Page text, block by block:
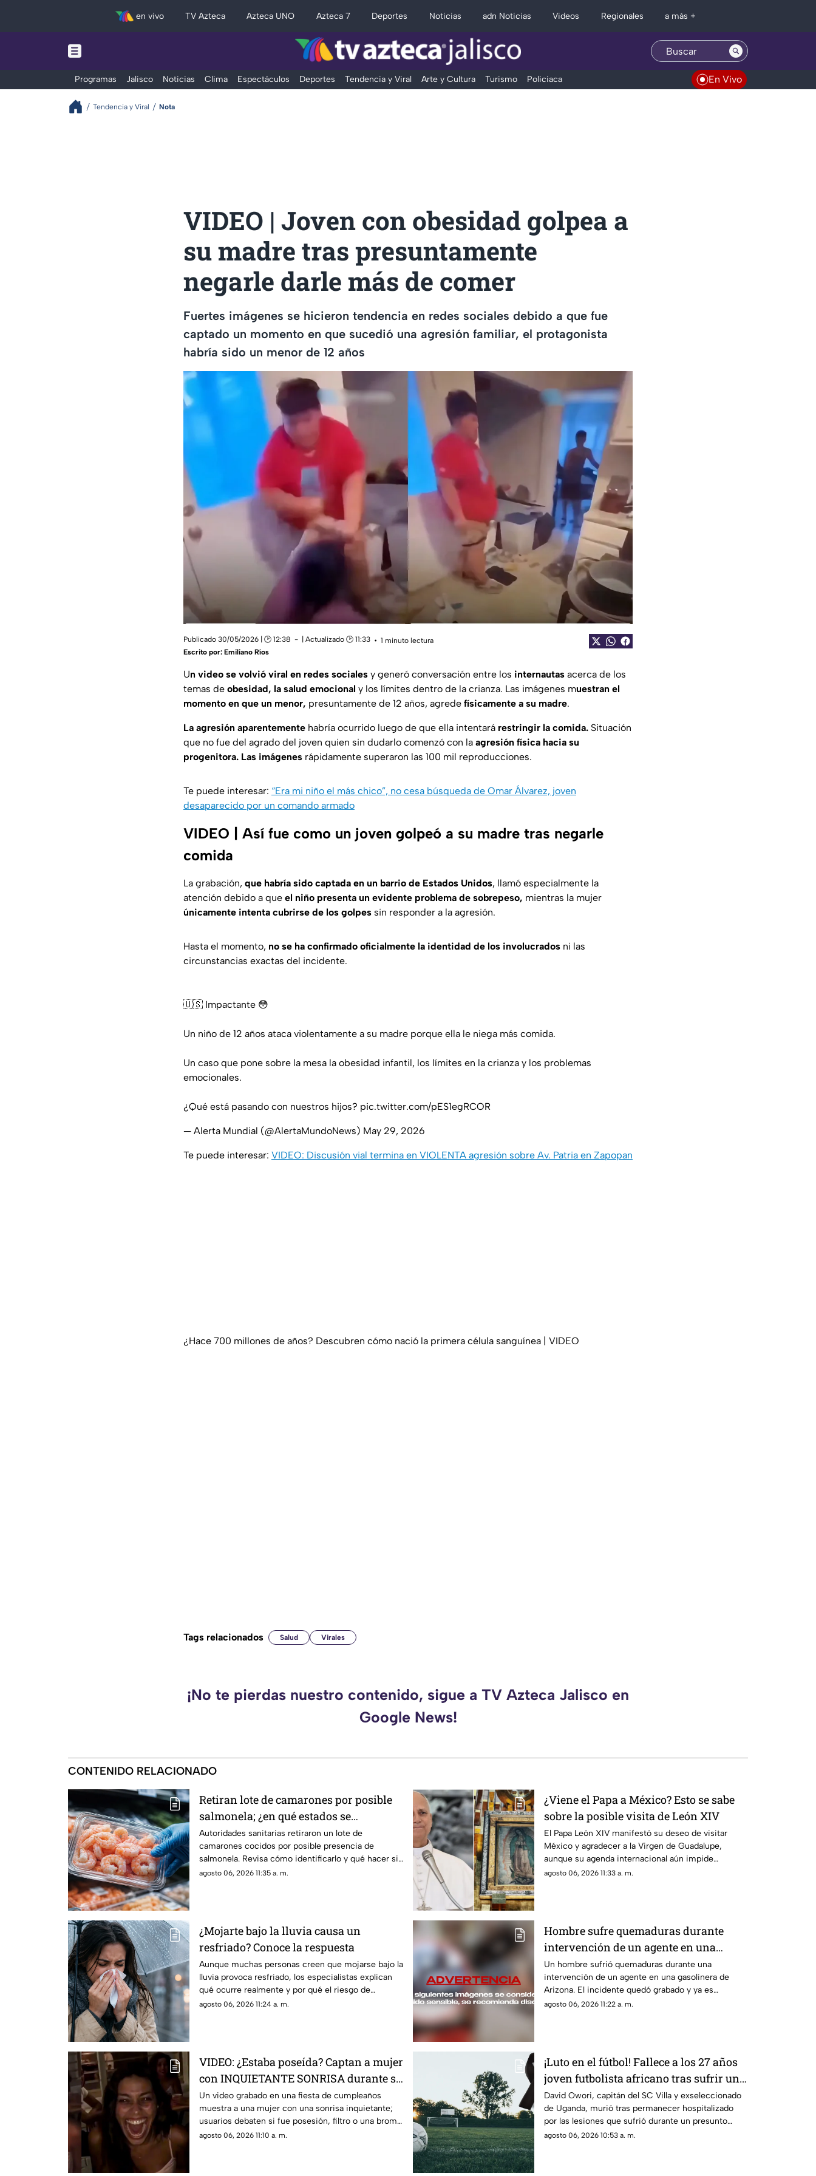
en vivo TV Azteca Azteca UNO Azteca 7 Deportes Noticias adn Noticias Videos Regionales a más +
Programas Jalisco Noticias Clima Espectáculos Deportes Tendencia y Viral Arte y Cultura Turismo Policiaca En Vivo
Tendencia y Viral Nota
VIDEO | Joven con obesidad golpea a
su madre tras presuntamente
negarle darle más de comer
Fuertes imágenes se hicieron tendencia en redes sociales debido a que fue
captado un momento en que sucedió una agresión familiar, el protagonista
habría sido un menor de 12 años
Publicado 30/05/2026 | 🕑 12:38 | Actualizado 🕑 11:33
1 minuto lectura
Escrito por: Emiliano Ríos
Un video se volvió viral en redes sociales y generó conversación entre los internautas acerca de los
temas de obesidad, la salud emocional y los límites dentro de la crianza. Las imágenes muestran el
momento en que un menor, presuntamente de 12 años, agrede físicamente a su madre.
La agresión aparentemente habría ocurrido luego de que ella intentará restringir la comida. Situación
que no fue del agrado del joven quien sin dudarlo comenzó con la agresión física hacia su
progenitora. Las imágenes rápidamente superaron las 100 mil reproducciones.
Te puede interesar: “Era mi niño el más chico”, no cesa búsqueda de Omar Álvarez, joven
desaparecido por un comando armado
VIDEO | Así fue como un joven golpeó a su madre tras negarle
comida
La grabación, que habría sido captada en un barrio de Estados Unidos, llamó especialmente la
atención debido a que el niño presenta un evidente problema de sobrepeso, mientras la mujer
únicamente intenta cubrirse de los golpes sin responder a la agresión.
Hasta el momento, no se ha confirmado oficialmente la identidad de los involucrados ni las
circunstancias exactas del incidente.
🇺🇸 Impactante 😳
Un niño de 12 años ataca violentamente a su madre porque ella le niega más comida.
Un caso que pone sobre la mesa la obesidad infantil, los límites en la crianza y los problemas
emocionales.
¿Qué está pasando con nuestros hijos? pic.twitter.com/pES1egRCOR
— Alerta Mundial (@AlertaMundoNews) May 29, 2026
Te puede interesar: VIDEO: Discusión vial termina en VIOLENTA agresión sobre Av. Patria en Zapopan
¿Hace 700 millones de años? Descubren cómo nació la primera célula sanguínea | VIDEO
Tags relacionados Salud Virales
¡No te pierdas nuestro contenido, sigue a TV Azteca Jalisco en
Google News!
CONTENIDO RELACIONADO
Retiran lote de camarones por posible
salmonela; ¿en qué estados se
vendieron?
Autoridades sanitarias retiraron un lote de
camarones cocidos por posible presencia de
salmonela. Revisa cómo identificarlo y qué hacer si
lo compraste.
agosto 06, 2026 11:35 a. m.
¿Viene el Papa a México? Esto se sabe
sobre la posible visita de León XIV
El Papa León XIV manifestó su deseo de visitar
México y agradecer a la Virgen de Guadalupe,
aunque su agenda internacional aún impide
confirmar el viaje.
agosto 06, 2026 11:33 a. m.
¿Mojarte bajo la lluvia causa un
resfriado? Conoce la respuesta
Aunque muchas personas creen que mojarse bajo la
lluvia provoca resfriado, los especialistas explican
qué ocurre realmente y por qué el riesgo de
enfermarse es otra.
agosto 06, 2026 11:24 a. m.
Hombre sufre quemaduras durante
intervención de un agente en una
gasolinera de Arizona
Un hombre sufrió quemaduras durante una
intervención de un agente en una gasolinera de
Arizona. El incidente quedó grabado y ya es
investigado por las autoridades.
agosto 06, 2026 11:22 a. m.
VIDEO: ¿Estaba poseída? Captan a mujer
con INQUIETANTE SONRISA durante su
fiesta de cumpleaños
Un video grabado en una fiesta de cumpleaños
muestra a una mujer con una sonrisa inquietante;
usuarios debaten si fue posesión, filtro o una broma
armada.
agosto 06, 2026 11:10 a. m.
¡Luto en el fútbol! Fallece a los 27 años
joven futbolista africano tras sufrir un
presunto asalto
David Owori, capitán del SC Villa y exseleccionado
de Uganda, murió tras permanecer hospitalizado
por las lesiones que sufrió durante un presunto
intento de asalto cerca de su domicilio.
agosto 06, 2026 10:53 a. m.